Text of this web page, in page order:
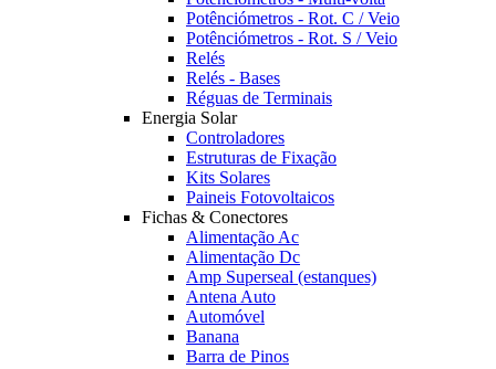
Potênciómetros - Rot. C / Veio
Potênciómetros - Rot. S / Veio
Relés
Relés - Bases
Réguas de Terminais
Energia Solar
Controladores
Estruturas de Fixação
Kits Solares
Paineis Fotovoltaicos
Fichas & Conectores
Alimentação Ac
Alimentação Dc
Amp Superseal (estanques)
Antena Auto
Automóvel
Banana
Barra de Pinos